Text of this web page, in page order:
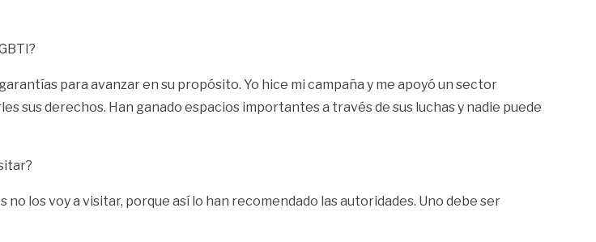
para avanzar en su propósito. Yo hice mi campaña y me apoyó un sector
sus derechos. Han ganado espacios importantes a través de sus luchas y nadie puede
los voy a visitar, porque así lo han recomendado las autoridades. Uno debe ser